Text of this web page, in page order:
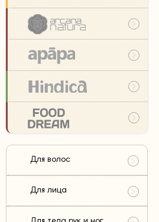
Для волос
Для лица